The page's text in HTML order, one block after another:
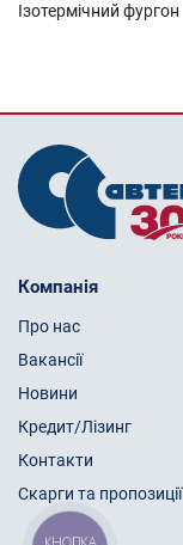
Ізотермічний фургон
Компанія
Про нас
Вакансії
Новини
Кредит/Лізинг
Контакти
Скарги та пропозиції